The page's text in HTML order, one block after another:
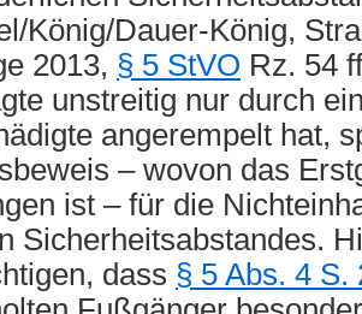
König/Dauer-König,
2013, § 5 StVO Rz. 54
unstreitig nur durch
angerempelt hat,
– wovon das
ist – für die
Sicherheitsabstandes.
dass § 5 Abs. 4 S.